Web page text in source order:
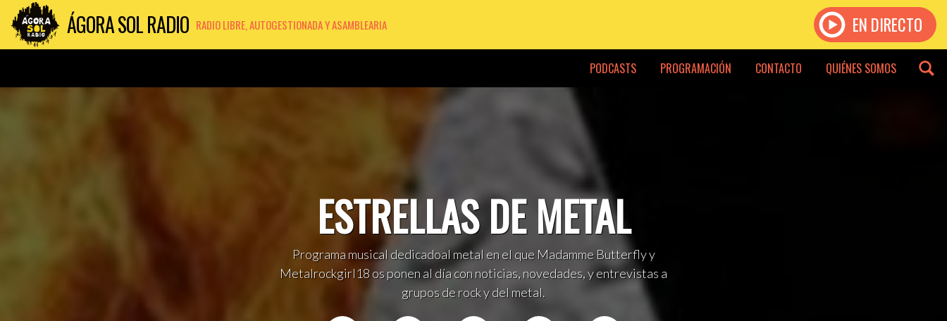
ÁGORA SOL RADIO RADIO LIBRE, AUTOGESTIONADA Y ASAMBLEARIA EN DIRECTO
PODCASTS PROGRAMACIÓN CONTACTO QUIÉNES SOMOS
ESTRELLAS DE METAL
Programa musical dedicadoal metal en el que Madamme Butterfly y
Metalrockgirl18 os ponen al día con noticias, novedades, y entrevistas a
grupos de rock y del metal.